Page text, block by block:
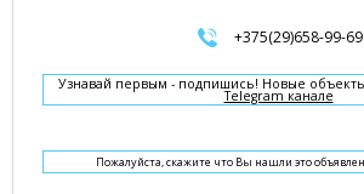
+375(29)658-99-69
Узнавай первым - подпишись! Новые
Telegram канале
Пожалуйста, скажите что Вы нашли это